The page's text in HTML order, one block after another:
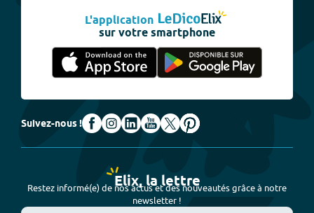
L'application
sur votre smartphone
Suivez-nous !
Elix, la lettre
Restez informé(e) de nos actus et des nouveautés grâce à notre
newsletter !